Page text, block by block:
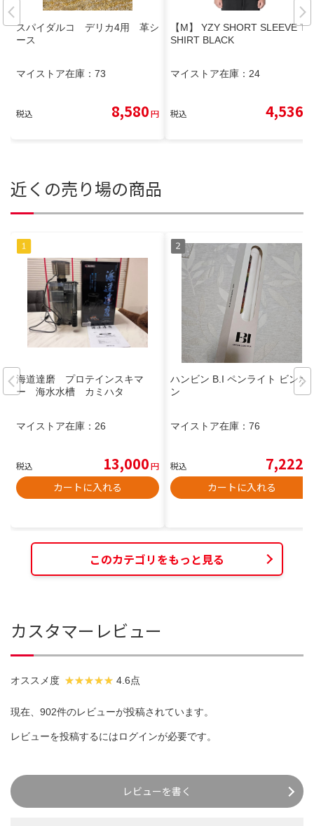
スパイダルコ デリカ4用 革シ
ース
マイストア在庫： 73
税込 8,580円
【M】 YZY SHORT SLEEVE T-
SHIRT BLACK
マイストア在庫： 24
税込 4,536
近くの売り場の商品
海道達磨 プロテインスキマ
ー 海水水槽 カミハタ
マイストア在庫： 26
税込 13,000円
カートに入れる
ハンビン B.I ペンライト ビンボ
ン
マイストア在庫： 76
税込 7,222
カートに入れる
このカテゴリをもっと見る
カスタマーレビュー
オススメ度 4.6点
現在、902件のレビューが投稿されています。
レビューを投稿するにはログインが必要です。
レビューを書く